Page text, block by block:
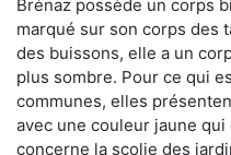
Brénaz possède un corps
marqué sur son corps des
des buissons, elle a un
plus sombre. Pour ce qui
communes, elles
avec une couleur jaune qui
concerne la scolie des